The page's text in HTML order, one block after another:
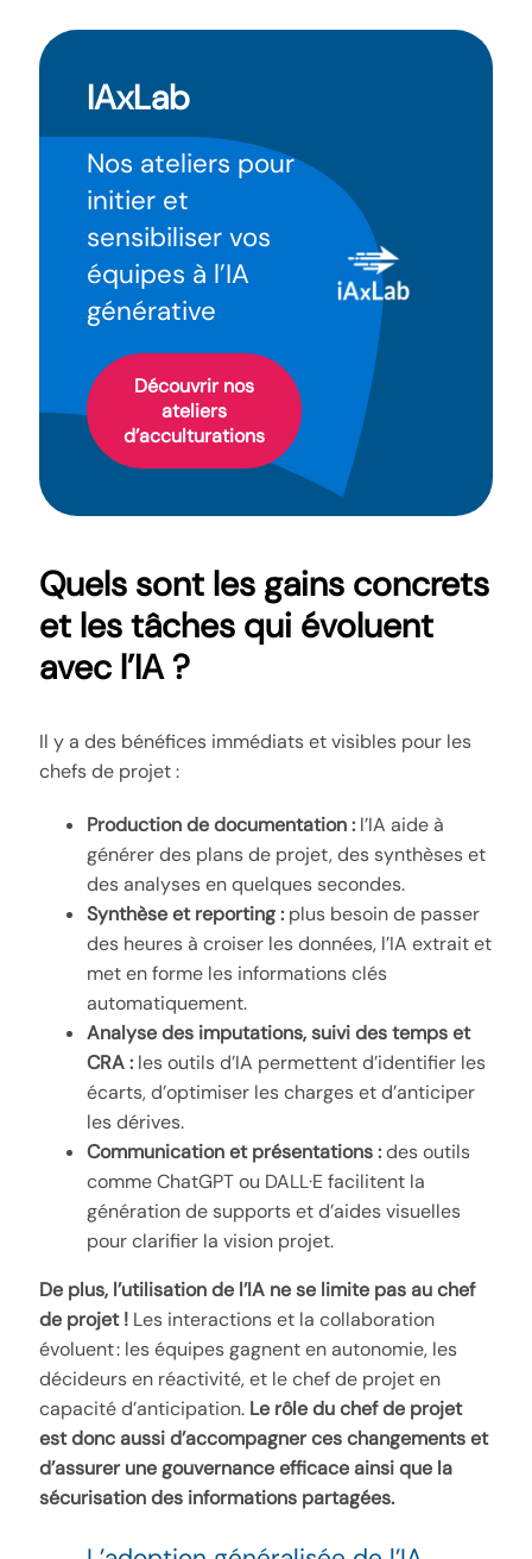
IAxLab
Nos ateliers pour
initier et
sensibiliser vos
équipes à l’IA
générative
Découvrir nos
ateliers
d’acculturations
Quels sont les gains concrets
et les tâches qui évoluent
avec l’IA ?
Il y a des bénéfices immédiats et visibles pour les
chefs de projet :
Production de documentation : l’IA aide à
générer des plans de projet, des synthèses et
des analyses en quelques secondes.
Synthèse et reporting : plus besoin de passer
des heures à croiser les données, l’IA extrait et
met en forme les informations clés
automatiquement.
Analyse des imputations, suivi des temps et
CRA : les outils d’IA permettent d’identifier les
écarts, d’optimiser les charges et d’anticiper
les dérives.
Communication et présentations :des outils
comme ChatGPT ou DALL·E facilitent la
génération de supports et d’aides visuelles
pour clarifier la vision projet.
De plus, l’utilisation de l’IA ne se limite pas au chef
de projet ! Les interactions et la collaboration
évoluent : les équipes gagnent en autonomie, les
décideurs en réactivité, et le chef de projet en
capacité d’anticipation. Le rôle du chef de projet
est donc aussi d’accompagner ces changements et
d’assurer une gouvernance efficace ainsi que la
sécurisation des informations partagées.